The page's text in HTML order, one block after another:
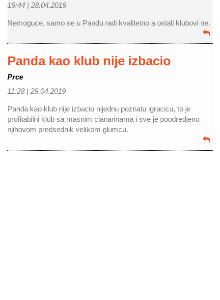
19:44 | 28.04.2019
Nemoguce, samo se u Pandu radi kvalitetno a ostali klubovi ne.
Panda kao klub nije izbacio
Prce
11:28 | 29.04.2019
Panda kao klub nije izbacio nijednu poznatu igracicu, to je
profitabilni klub sa masnim clanarinama i sve je poodredjeno
njihovom predsednik velikom glumcu.